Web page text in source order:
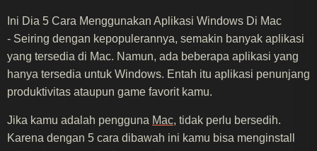
Ini Dia 5 Cara Menggunakan Aplikasi Windows Di Mac
- Seiring dengan kepopulerannya, semakin banyak aplikasi
yang tersedia di Mac. Namun, ada beberapa aplikasi yang
hanya tersedia untuk Windows. Entah itu aplikasi penunjang
produktivitas ataupun game favorit kamu.
Jika kamu adalah pengguna Mac, tidak perlu bersedih.
Karena dengan 5 cara dibawah ini kamu bisa menginstall